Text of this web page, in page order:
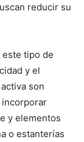
reducir su
tipo de
y el
son
incorporar
y elementos
o estanterías